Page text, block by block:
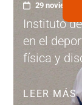
29
Instituto
en el
física y
LEER MÁS